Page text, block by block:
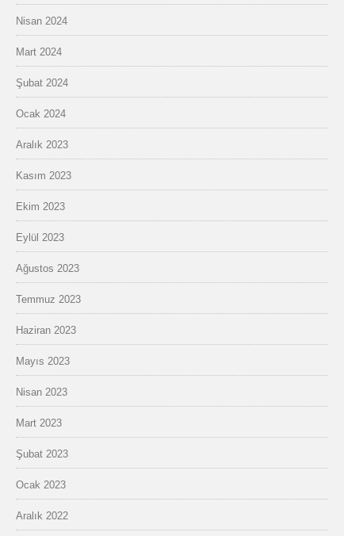
Nisan 2024
Mart 2024
Şubat 2024
Ocak 2024
Aralık 2023
Kasım 2023
Ekim 2023
Eylül 2023
Ağustos 2023
Temmuz 2023
Haziran 2023
Mayıs 2023
Nisan 2023
Mart 2023
Şubat 2023
Ocak 2023
Aralık 2022